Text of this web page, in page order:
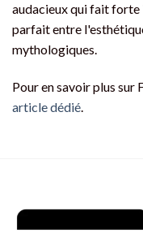
audacieux qui fait
parfait entre
mythologiques.
Pour en savoir plus sur
article dédié.